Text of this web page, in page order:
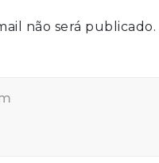
não será publicado.